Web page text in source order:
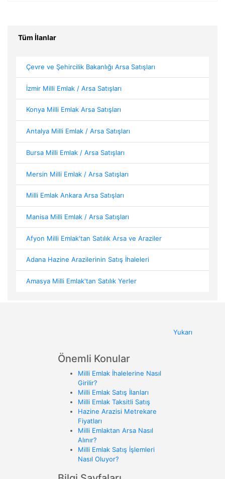
Tüm İlanlar
Çevre ve Şehircilik Bakanlığı Arsa Satışları
İzmir Milli Emlak / Arsa Satışları
Konya Milli Emlak Arsa Satışları
Antalya Milli Emlak / Arsa Satışları
Bursa Milli Emlak / Arsa Satışları
Mersin Milli Emlak / Arsa Satışları
Milli Emlak Ankara Arsa Satışları
Manisa Milli Emlak / Arsa Satışları
Afyon Milli Emlak'tan Satılık Arsa ve Araziler
Adana Hazine Arazilerinin Satış İhaleleri
Amasya Milli Emlak'tan Satılık Yerler
Yukarı
Önemli Konular
Milli Emlak İhalelerine Nasıl
Girilir?
Milli Emlak Satış İlanları
Milli Emlak Taksitli Satış
Hazine Arazisi Metrekare
Fiyatları
Milli Emlaktan Arsa Nasıl
Alınır?
Milli Emlak Satış İşlemleri
Nasıl Oluyor?